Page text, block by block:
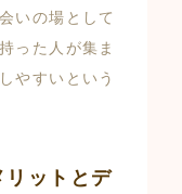
いの場として
った人が集ま
やすいという
リットとデ